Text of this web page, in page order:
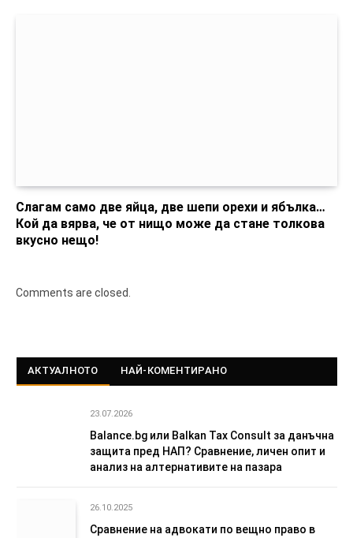
Слагам само две яйца, две шепи орехи и ябълка…
Кой да вярва, че от нищо може да стане толкова
вкусно нещо!
Comments are closed.
АКТУАЛНОТО НАЙ-КОМЕНТИРАНО
23.07.2026
Balance.bg или Balkan Tax Consult за данъчна
защита пред НАП? Сравнение, личен опит и
анализ на алтернативите на пазара
26.10.2025
Сравнение на адвокати по вещно право в